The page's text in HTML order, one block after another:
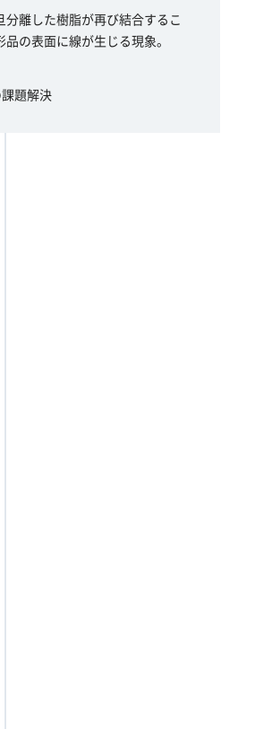
分離した樹脂が再び結合するこ
品の表面に線が生じる現象。
題解決